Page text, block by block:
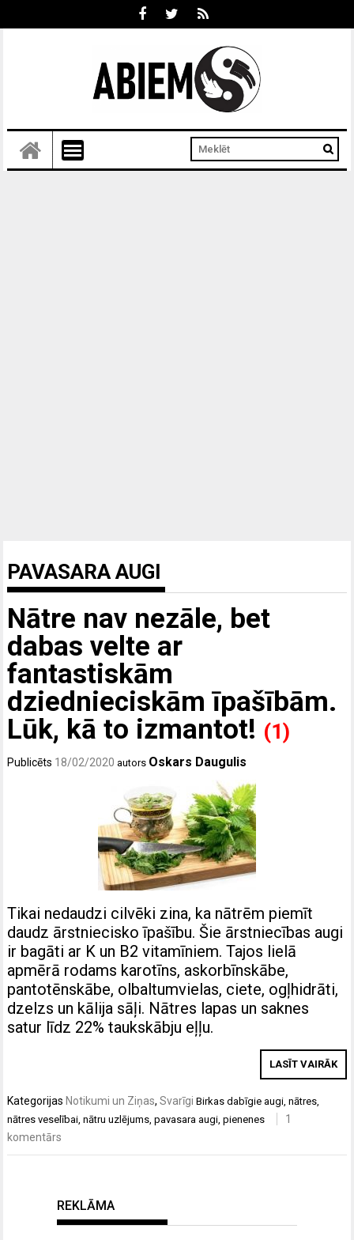
PAVASARA AUGI
Nātre nav nezāle, bet
dabas velte ar
fantastiskām
dziednieciskām īpašībām.
Lūk, kā to izmantot! (1)
Publicēts 18/02/2020 autors Oskars Daugulis
Tikai nedaudzi cilvēki zina, ka nātrēm piemīt
daudz ārstniecisko īpašību. Šie ārstniecības augi
ir bagāti ar K un B2 vitamīniem. Tajos lielā
apmērā rodams karotīns, askorbīnskābe,
pantotēnskābe, olbaltumvielas, ciete, ogļhidrāti,
dzelzs un kālija sāļi. Nātres lapas un saknes
satur līdz 22% taukskābju eļļu.
LASĪT VAIRĀK
Kategorijas Notikumi un Ziņas,Svarīgi Birkasdabīgie augi,nātres,
nātres veselībai,nātru uzlējums,pavasara augi,pienenes
1
komentārs
REKLĀMA